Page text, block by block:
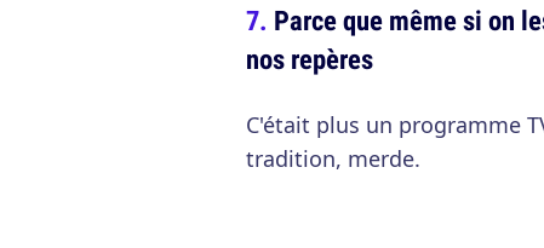
Parce que même si on
nos repères
C'était plus un programme
tradition, merde.